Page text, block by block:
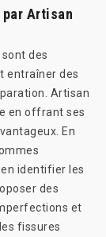
Artisan
des
entraîner des
Artisan
en offrant ses
En
identifier les
des
et
fissures